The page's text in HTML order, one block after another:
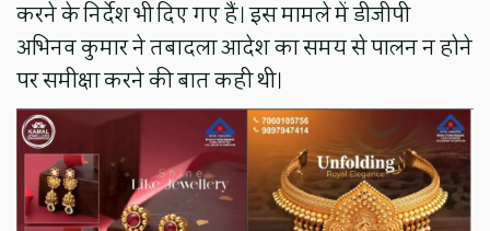
करने के निर्देश भी दिए गए हैं। इस मामले में डीजीपी
अभिनव कुमार ने तबादला आदेश का समय से पालन न होने
पर समीक्षा करने की बात कही थी।